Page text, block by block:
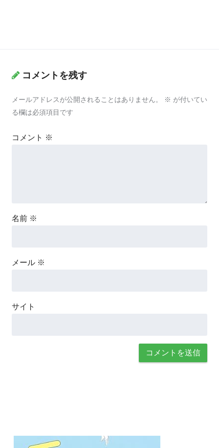
コメントを残す
メールアドレスが公開されることはありません。 ※ が付いてい
る欄は必須項目です
コメント ※
名前 ※
メール ※
サイト